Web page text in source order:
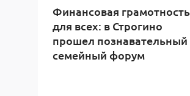
Финансовая грамотность
для всех: в Строгино
прошел познавательный
семейный форум